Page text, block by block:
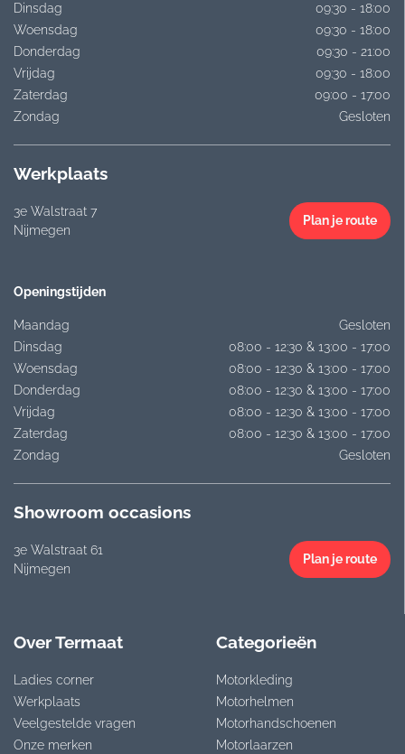
Dinsdag
09:30 - 18:00
Woensdag
09:30 - 18:00
Donderdag
09:30 - 21:00
Vrijdag
09:30 - 18:00
Zaterdag
09:00 - 17:00
Zondag
Gesloten
Werkplaats
3e Walstraat 7
Nijmegen
Plan je route
Openingstijden
Maandag
Gesloten
Dinsdag
08:00 - 12:30 & 13:00 - 17:00
Woensdag
08:00 - 12:30 & 13:00 - 17:00
Donderdag
08:00 - 12:30 & 13:00 - 17:00
Vrijdag
08:00 - 12:30 & 13:00 - 17:00
Zaterdag
08:00 - 12:30 & 13:00 - 17:00
Zondag
Gesloten
Showroom occasions
3e Walstraat 61
Nijmegen
Plan je route
Over Termaat
Ladies corner
Werkplaats
Veelgestelde vragen
Onze merken
Categorieën
Motorkleding
Motorhelmen
Motorhandschoenen
Motorlaarzen